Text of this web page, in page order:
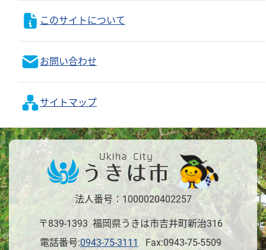
このサイトについて
お問い合わせ
サイトマップ
法人番号：1000020402257
〒839-1393 福岡県うきは市吉井町新治316
電話番号:0943-75-3111 Fax:0943-75-5509